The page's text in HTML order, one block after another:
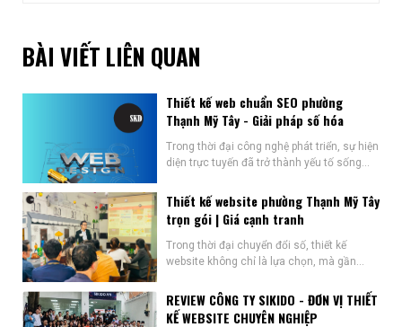
BÀI VIẾT LIÊN QUAN
Thiết kế web chuẩn SEO phường
Thạnh Mỹ Tây - Giải pháp số hóa
Trong thời đại công nghệ phát triển, sự hiện
diện trực tuyến đã trở thành yếu tố sống...
Thiết kế website phường Thạnh Mỹ Tây
trọn gói | Giá cạnh tranh
Trong thời đại chuyển đổi số, thiết kế
website không chỉ là lựa chọn, mà gần...
REVIEW CÔNG TY SIKIDO - ĐƠN VỊ THIẾT
KẾ WEBSITE CHUYÊN NGHIỆP